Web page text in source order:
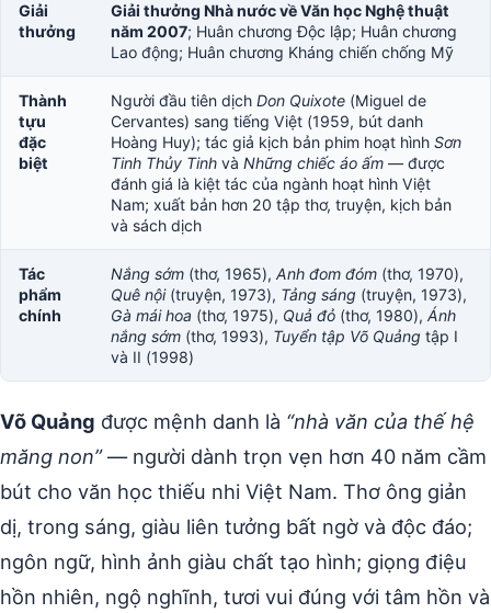
Giải
thưởng
Giải thưởng Nhà nước về Văn học Nghệ thuật
năm 2007; Huân chương Độc lập; Huân chương
Lao động; Huân chương Kháng chiến chống Mỹ
Thành
tựu
đặc
biệt
Người đầu tiên dịch Don Quixote (Miguel de
Cervantes) sang tiếng Việt (1959, bút danh
Hoàng Huy); tác giả kịch bản phim hoạt hình Sơn
Tinh Thủy Tinh và Những chiếc áo ấm — được
đánh giá là kiệt tác của ngành hoạt hình Việt
Nam; xuất bản hơn 20 tập thơ, truyện, kịch bản
và sách dịch
Tác
phẩm
chính
Nắng sớm (thơ, 1965), Anh đom đóm (thơ, 1970),
Quê nội(truyện, 1973), Tảng sáng (truyện, 1973),
Gà mái hoa (thơ, 1975), Quả đỏ (thơ, 1980), Ánh
nắng sớm (thơ, 1993), Tuyển tập Võ Quảng tập I
và II (1998)
Võ Quảng được mệnh danh là “nhà văn của thế hệ
măng non”— người dành trọn vẹn hơn 40 năm cầm
bút cho văn học thiếu nhi Việt Nam. Thơ ông giản
dị, trong sáng, giàu liên tưởng bất ngờ và độc đáo;
ngôn ngữ, hình ảnh giàu chất tạo hình; giọng điệu
hồn nhiên, ngộ nghĩnh, tươi vui đúng với tâm hồn và